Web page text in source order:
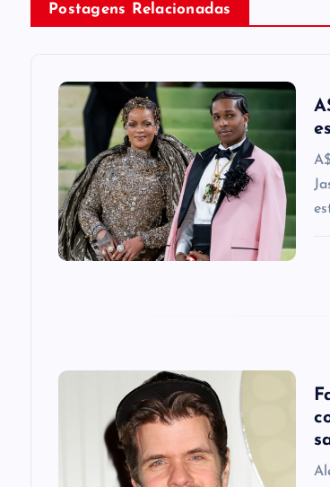
Postagens Relacionadas